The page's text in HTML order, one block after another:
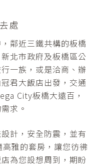
處
鄰近三鐵共構的板橋
北市政府及板橋區公
一族，或是洽商、辦
君大飯店出發，交通
City板橋大遠百，
求。
計，安全防震，並有
雅的套房，讓您彷彿
為您設想周到，期盼